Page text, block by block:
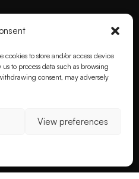
to store and/or access device
to process data such as browsing
consent, may adversely
View preferences